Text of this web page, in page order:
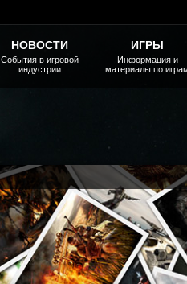
НОВОСТИ
События в игровой
индустрии
ИГРЫ
Информация и
материалы по